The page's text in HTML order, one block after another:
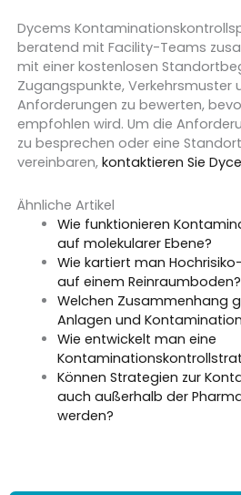
Dycems
beratend mit Facility-Teams
mit einer kostenlosen
Zugangspunkte, Verkehrsmuster
Anforderungen zu bewerten,
empfohlen wird. Um die
zu besprechen oder eine
vereinbaren, kontaktieren Sie
Ähnliche Artikel
Wie funktionieren
auf molekularer Ebene?
Wie kartiert man
auf einem Reinraumboden?
Welchen Zusammenhang
Anlagen und
Wie entwickelt man eine
Können Strategien zur
auch außerhalb der
werden?